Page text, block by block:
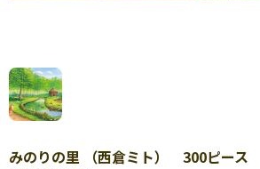
みのりの里 （西倉ミト） 300ピー